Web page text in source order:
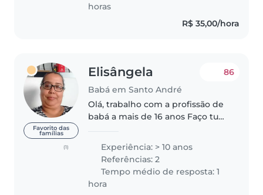
horas
R$ 35,00/hora
Favorito das
famílias
(1)
Elisângela
Babá em Santo André
86
Olá, trabalho com a profissão de
babá a mais de 16 anos Faço tudo
criança,lavo,passo,levo para
escola,dou banho,cozinho se
necessário Gosto de brincar,sou
carinhosa e..
Experiência: > 10 anos
Referências: 2
Tempo médio de resposta: 1
hora